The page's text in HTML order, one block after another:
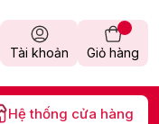
Tài khoản Giỏ hàng
Hệ thống cửa hàng